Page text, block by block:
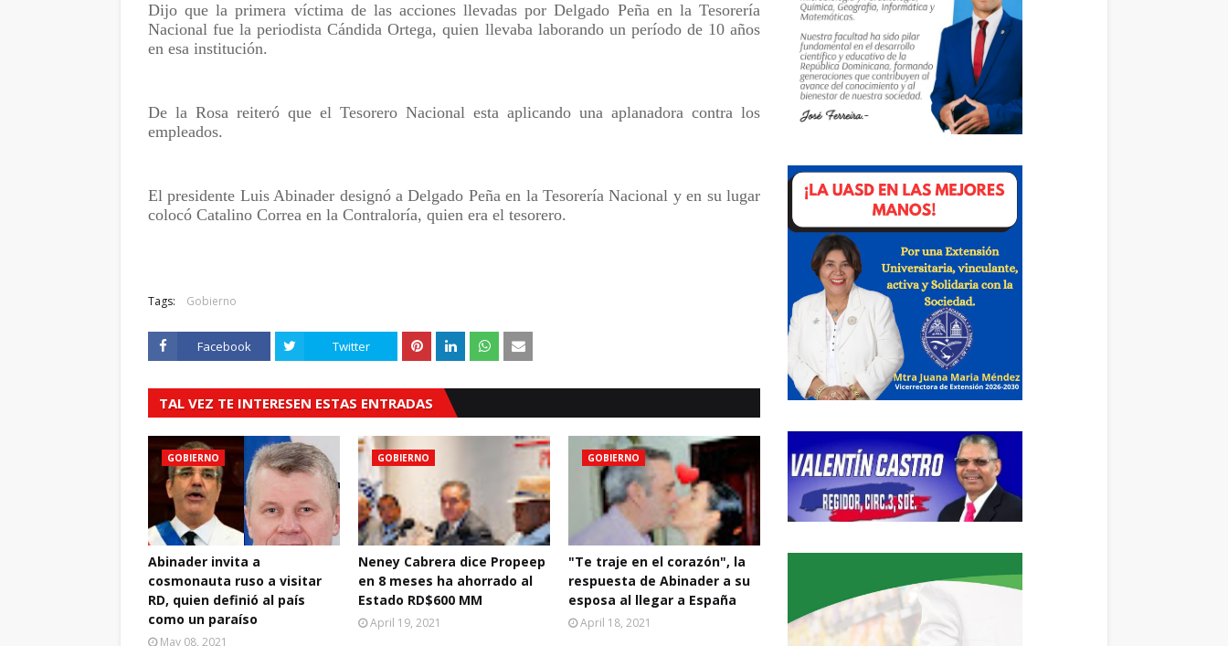
Dijo que la primera víctima de las acciones llevadas por Delgado Peña en la Tesorería
Nacional fue la periodista Cándida Ortega, quien llevaba laborando un período de 10 años
en esa institución.
De la Rosa reiteró que el Tesorero Nacional esta aplicando una aplanadora contra los
empleados.
El presidente Luis Abinader designó a Delgado Peña en la Tesorería Nacional y en su lugar
colocó Catalino Correa en la Contraloría, quien era el tesorero.
Tags: Gobierno
Facebook Twitter
TAL VEZ TE INTERESEN ESTAS ENTRADAS
GOBIERNO
Abinader invita a
cosmonauta ruso a visitar
RD, quien definió al país
como un paraíso
May 08, 2021
GOBIERNO
Neney Cabrera dice Propeep
en 8 meses ha ahorrado al
Estado RD$600 MM
April 19, 2021
GOBIERNO
"Te traje en el corazón", la
respuesta de Abinader a su
esposa al llegar a España
April 18, 2021